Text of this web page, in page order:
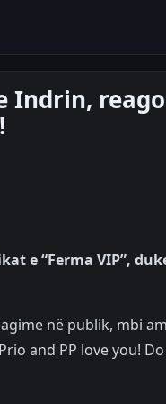
Indrin,
e “Ferma VIP”,
në publik, mbi
and PP love you!